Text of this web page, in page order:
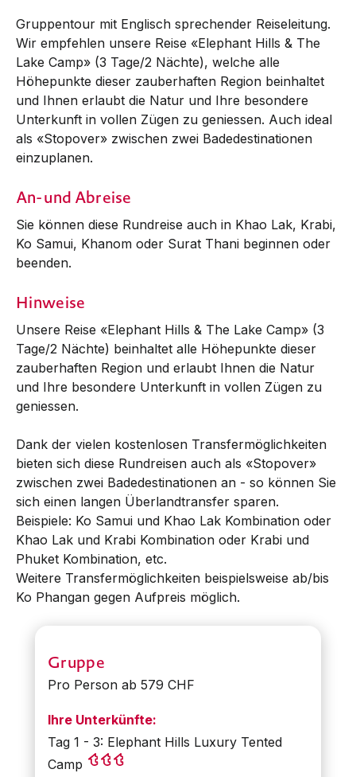
Gruppentour mit Englisch sprechender Reiseleitung.
Wir empfehlen unsere Reise «Elephant Hills & The
Lake Camp» (3 Tage/2 Nächte), welche alle
Höhepunkte dieser zauberhaften Region beinhaltet
und Ihnen erlaubt die Natur und Ihre besondere
Unterkunft in vollen Zügen zu geniessen. Auch ideal
als «Stopover» zwischen zwei Badedestinationen
einzuplanen.
An- und Abreise
Sie können diese Rundreise auch in Khao Lak, Krabi,
Ko Samui, Khanom oder Surat Thani beginnen oder
beenden.
Hinweise
Unsere Reise «Elephant Hills & The Lake Camp» (3
Tage/2 Nächte) beinhaltet alle Höhepunkte dieser
zauberhaften Region und erlaubt Ihnen die Natur
und Ihre besondere Unterkunft in vollen Zügen zu
geniessen.
Dank der vielen kostenlosen Transfermöglichkeiten
bieten sich diese Rundreisen auch als «Stopover»
zwischen zwei Badedestinationen an - so können Sie
sich einen langen Überlandtransfer sparen.
Beispiele: Ko Samui und Khao Lak Kombination oder
Khao Lak und Krabi Kombination oder Krabi und
Phuket Kombination, etc.
Weitere Transfermöglichkeiten beispielsweise ab/bis
Ko Phangan gegen Aufpreis möglich.
Gruppe
Pro Person ab 579 CHF
Ihre Unterkünfte:
Tag 1 - 3: Elephant Hills Luxury Tented
Camp